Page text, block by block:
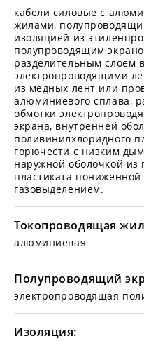
кабели силовые с
жилами,
изоляцией из
полупроводящим
разделительным слоем
электропроводящими
из медных лент или
алюминиевого сплава,
обмотки
экрана, внутренней
поливинилхлоридного
горючести с низким
наружной оболочкой из
пластиката
газовыделением.
Токопроводящая
алюминиевая
Полупроводящий
электропроводящая
Изоляция: